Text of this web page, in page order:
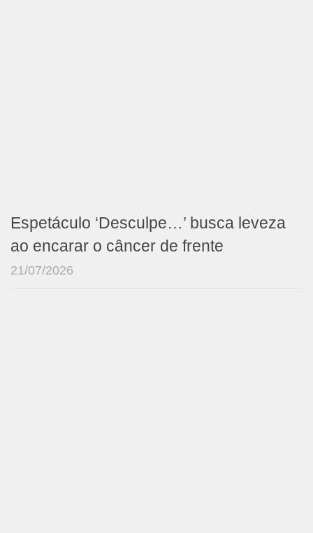
Espetáculo ‘Desculpe…’ busca leveza
ao encarar o câncer de frente
21/07/2026